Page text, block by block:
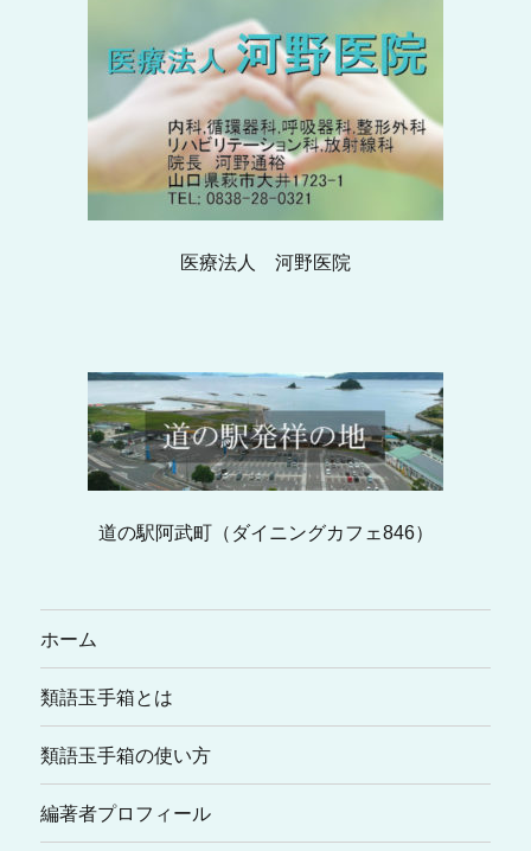
医療法人 河野医院
道の駅阿武町（ダイニングカフェ846）
ホーム
類語玉手箱とは
類語玉手箱の使い方
編著者プロフィール